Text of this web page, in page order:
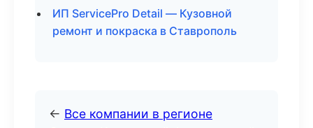
ИП ServicePro Detail — Кузовной
ремонт и покраска в Ставрополь
← Все компании в регионе